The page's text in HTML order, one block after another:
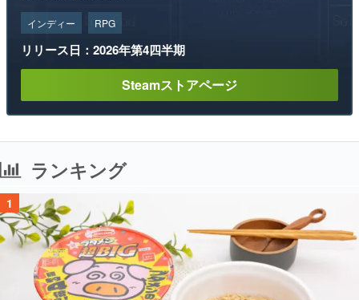
インディー RPG
リリース日：2026年第4四半期
Steamストアページ
ランキング
1